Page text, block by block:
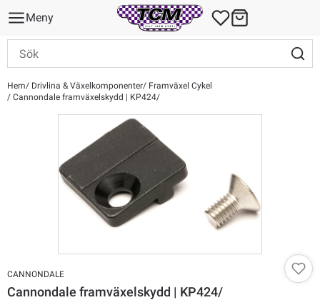
Meny
Hem Drivlina & Växelkomponenter
Framväxel Cykel
Cannondale framväxelskydd | KP424/
CANNONDALE
Cannondale framväxelskydd | KP424/